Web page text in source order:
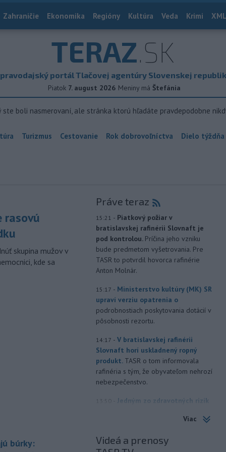
Zahraničie Ekonomika Regióny Kultúra Veda Krimi
TERAZ.SK
portál Tlačovej agentúry Slovenskej
Piatok 7. august 2026 Meniny má Štefánia
ste boli nasmerovaní, ale stránka ktorú hľadáte pravdepodobne
Turizmus Cestovanie Rok dobrovoľníctva Dielo týždňa
rasovú
skupina mužov v
kde sa
búrky:
Práve teraz
15:21 - Piatkový požiar v
bratislavskej rafinérii Slovnaft je
pod kontrolou. Príčina jeho vzniku
bude predmetom vyšetrovania. Pre
TASR to potvrdil hovorca rafinérie
Anton Molnár.
15:17 - Ministerstvo kultúry (MK) SR
upraví verziu opatrenia o
podrobnostiach poskytovania dotácií v
pôsobnosti rezortu.
14:17 - V bratislavskej rafinérii
Slovnaft horí uskladnený ropný
produkt. TASR o tom informovala
rafinéria s tým, že obyvateľom nehrozí
nebezpečenstvo.
13:50
Jedným zo zdravotných rizík
hluku. Je preto dobré držať sa
chrániče sluchu či dodržiavať
Viac
Videá a prenosy